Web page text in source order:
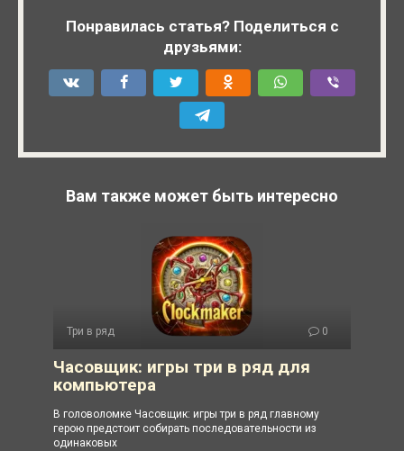
Понравилась статья? Поделиться с
друзьями:
Вам также может быть интересно
Три в ряд 0
Часовщик: игры три в ряд для
компьютера
В головоломке Часовщик: игры три в ряд главному
герою предстоит собирать последовательности из
одинаковых